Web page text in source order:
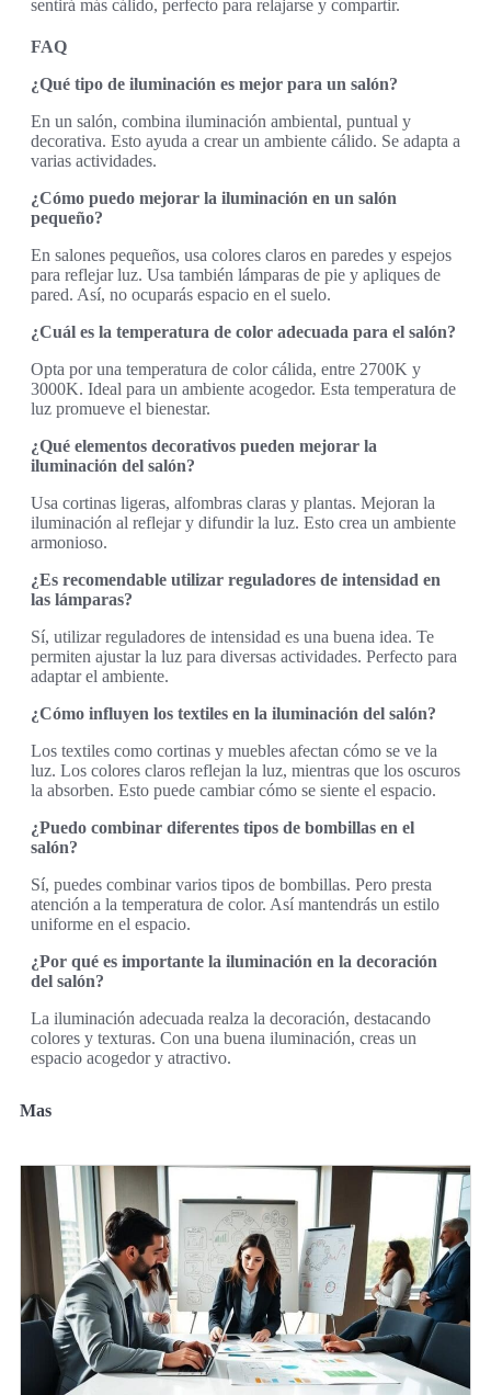
sentirá más cálido, perfecto para relajarse y compartir.
FAQ
¿Qué tipo de iluminación es mejor para un salón?
En un salón, combina iluminación ambiental, puntual y
decorativa. Esto ayuda a crear un ambiente cálido. Se adapta a
varias actividades.
¿Cómo puedo mejorar la iluminación en un salón
pequeño?
En salones pequeños, usa colores claros en paredes y espejos
para reflejar luz. Usa también lámparas de pie y apliques de
pared. Así, no ocuparás espacio en el suelo.
¿Cuál es la temperatura de color adecuada para el salón?
Opta por una temperatura de color cálida, entre 2700K y
3000K. Ideal para un ambiente acogedor. Esta temperatura de
luz promueve el bienestar.
¿Qué elementos decorativos pueden mejorar la
iluminación del salón?
Usa cortinas ligeras, alfombras claras y plantas. Mejoran la
iluminación al reflejar y difundir la luz. Esto crea un ambiente
armonioso.
¿Es recomendable utilizar reguladores de intensidad en
las lámparas?
Sí, utilizar reguladores de intensidad es una buena idea. Te
permiten ajustar la luz para diversas actividades. Perfecto para
adaptar el ambiente.
¿Cómo influyen los textiles en la iluminación del salón?
Los textiles como cortinas y muebles afectan cómo se ve la
luz. Los colores claros reflejan la luz, mientras que los oscuros
la absorben. Esto puede cambiar cómo se siente el espacio.
¿Puedo combinar diferentes tipos de bombillas en el
salón?
Sí, puedes combinar varios tipos de bombillas. Pero presta
atención a la temperatura de color. Así mantendrás un estilo
uniforme en el espacio.
¿Por qué es importante la iluminación en la decoración
del salón?
La iluminación adecuada realza la decoración, destacando
colores y texturas. Con una buena iluminación, creas un
espacio acogedor y atractivo.
Mas